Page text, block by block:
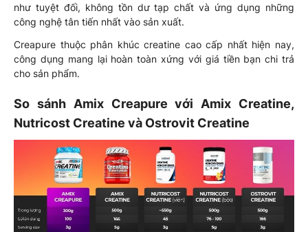
như tuyệt đối, không tồn dư tạp chất và ứng dụng những
công nghệ tân tiến nhất vào sản xuất.
Creapure thuộc phân khúc creatine cao cấp nhất hiện nay,
công dụng mang lại hoàn toàn xứng với giá tiền bạn chi trả
cho sản phẩm.
So sánh Amix Creapure với Amix Creatine,
Nutricost Creatine và Ostrovit Creatine